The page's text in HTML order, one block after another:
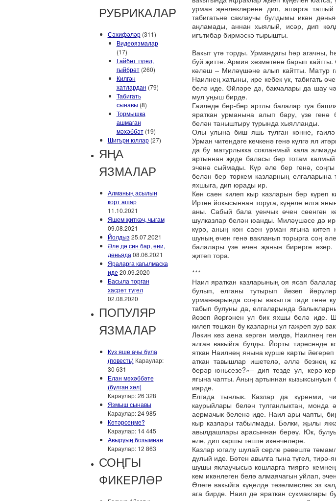
РУБРИКАЛАР
Сәхифәләр(311)
Видеоязмалар
(17)
Гайбәт түгел,
гыйбрәт(260)
Килгән
хатлардан (79)
Табигать
сынавы (8)
Тормышка
ашмаган
мәхәббәт(19)
Шигъри юллар(27)
ЯҢА
ЯЗМАЛАР
Алманың асылын
корт ашар
11.10.2021
Яшем җиткәч, чыгам
09.08.2021
Йолдыз 25.07.2021
Әле дә син бар, әни,
дөньяда 08.06.2021
Яраларга кагылмаска
иде 20.09.2020
Басыла торган
хасрәт түгел
02.08.2020
ПОПУЛЯР
ЯЗМАЛАР
Күз яше ачы була
(повесть) Караулар:
30 631
Елан мәхәббәте
(булган хәл)
Караулар: 26 328
Язмыш сынавы
Караулар: 24 985
Көтәрсеңме?
Караулар: 14 445
Авыруың бозымнан
Караулар: 12 863
СОҢГЫ
ФИКЕРЛӘР
урман җәнлекләренә дип, ашарга
табигатьне саклаучы булдымы икән
аңламады, аннан хыялый, исәр, дип
игътибар бирмәскә тырышты.
Вакыт үтә торды. Урмандагы һәр агачны,
буй җитте. Армия хезмәтенә барып
кәләш – Миләүшәне алып кайтты. Матур
Наилнең хатыны, ире кебек үк, табигать
белә иде. Өйләре дә, бакчалары да шау
мул уңыш бирде.
Гаиләдә бер-бер артлы балалар туа
яраткан урманына алып бару, үзе генә
белән таныштыру турында хыялланды.
Олы улына биш яшь тулган көнне, гаилә
Урман читендәге кечкенә генә күлгә ял
да бу матурлыкка сокланмый кала
артыннан җиде баласы бер тотам
эченә сыймады. Күр әле бер генә,
белән бер төркем казларның
яхшыга, дип юрады ир.
Көн саен килеп кыр казларын бер күреп
Иртән йокысыннан торуга, күңеле елга
аны. Сабый бала уенчык өчен сөенгән
шулказлар белән юанды. Миләүшәсе дә
күрә, аның көн саен урман ягына китеп
шуның өчен генә вакланып торырга соң
балалары үзе өчен җанын бирергә
җитеп тора.
***
Наил яраткан казларының оя ясап
булып, елганы тутырып йөзеп
урманнарында соңгы вакытта гади генә
табып булуны да, елгаларында
йөзеп йөргәнен ул бик яхшы белә иде.
килеп төшкән бу казларны ул гаҗәеп зур
Ләкин көз аена кергән мәлдә, Наилнең
алган вакыйга булды. Йорты тирәсендә
яткан Наилнең янына күрше карты
аткан тавышлар ишетелә, әллә безнең
берәр юньсезе?»– дип тезде ул, керә-
ягына чапты. Аның артыннан кызыксынуын
иярде.
Елгада тынлык. Казлар да күренми,
каурыйлары белән тулганлыктан, монда
аермачык беленә иде. Наил ары чапты,
кыр казлары табылмады. Бәлки, җылы
авылдашлары арасыннан берәү. Юк,
әле, дип каршы төште икенчеләре.
Казлар югалу шулай серле рәвештә
дулый иде. Бөтен авылга гына түгел, тирә-
шушы яклаучысыз кошларга тияргә
кем икәнлеген белә алмаячагын уйлап,
Әлеге вакыйга күңелдә төзәлмәслек эз
ага бирде. Наил дә яраткан сукмаклары